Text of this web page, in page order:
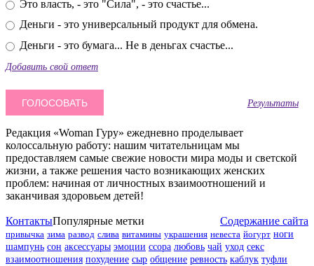
Это власть, - это "Сила", - это счастье...
Деньги - это универсальный продукт для обмена.
Деньги - это бумага... Не в деньгах счастье...
Добавить свой ответ
Результаты
Редакция «Woman Гуру» ежедневно проделывает
колоссальную работу: нашим читательницам мы
предоставляем самые свежие новости мира моды и светской
жизни, а также решения часто возникающих женских
проблем: начиная от личностных взаимоотношений и
заканчивая здоровьем детей!
Контакты Содержание сайта
Популярные метки
привычка зима развод слива витамины украшения невеста йогурт ноги
шампунь сон аксессуары эмоции ссора любовь чай уход секс
взаимоотношения похудение сыр общение ревность каблук туфли